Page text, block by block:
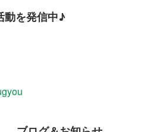
動を発信中♪